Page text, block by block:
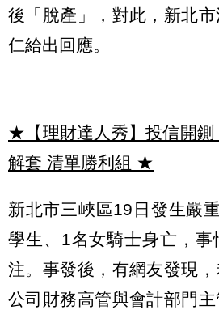
後「脫產」，對此，新北
仁給出回應。
★【理財達人秀】投信開鍘
解套 清單勝利組 ★
新北市三峽區19日發生嚴
學生、1名女騎士身亡，事
注。事發後，有網友發現
公司財務高管與會計部門